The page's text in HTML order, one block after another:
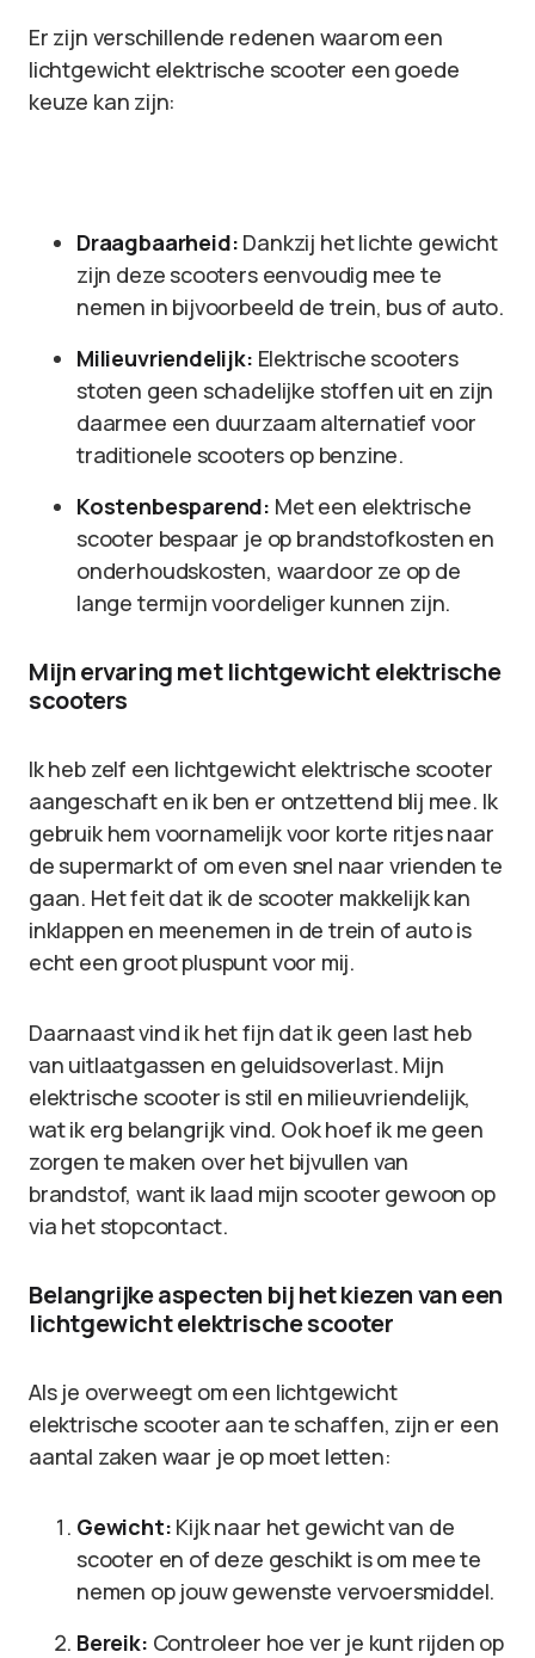
Er zijn verschillende redenen waarom een
lichtgewicht elektrische scooter een goede
keuze kan zijn:
Draagbaarheid: Dankzij het lichte gewicht
zijn deze scooters eenvoudig mee te
nemen in bijvoorbeeld de trein, bus of auto.
Milieuvriendelijk: Elektrische scooters
stoten geen schadelijke stoffen uit en zijn
daarmee een duurzaam alternatief voor
traditionele scooters op benzine.
Kostenbesparend: Met een elektrische
scooter bespaar je op brandstofkosten en
onderhoudskosten, waardoor ze op de
lange termijn voordeliger kunnen zijn.
Mijn ervaring met lichtgewicht elektrische
scooters
Ik heb zelf een lichtgewicht elektrische scooter
aangeschaft en ik ben er ontzettend blij mee. Ik
gebruik hem voornamelijk voor korte ritjes naar
de supermarkt of om even snel naar vrienden te
gaan. Het feit dat ik de scooter makkelijk kan
inklappen en meenemen in de trein of auto is
echt een groot pluspunt voor mij.
Daarnaast vind ik het fijn dat ik geen last heb
van uitlaatgassen en geluidsoverlast. Mijn
elektrische scooter is stil en milieuvriendelijk,
wat ik erg belangrijk vind. Ook hoef ik me geen
zorgen te maken over het bijvullen van
brandstof, want ik laad mijn scooter gewoon op
via het stopcontact.
Belangrijke aspecten bij het kiezen van een
lichtgewicht elektrische scooter
Als je overweegt om een lichtgewicht
elektrische scooter aan te schaffen, zijn er een
aantal zaken waar je op moet letten:
Gewicht: Kijk naar het gewicht van de
scooter en of deze geschikt is om mee te
nemen op jouw gewenste vervoersmiddel.
Bereik: Controleer hoe ver je kunt rijden op